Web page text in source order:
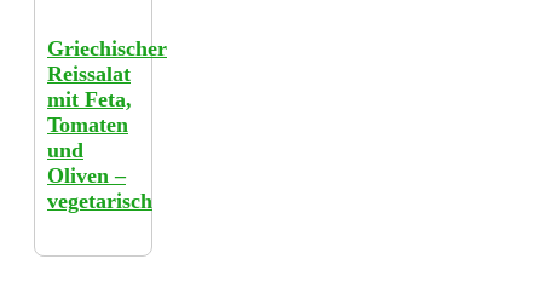
Griechischer
Reissalat
mit Feta,
Tomaten
und
Oliven –
vegetarisch